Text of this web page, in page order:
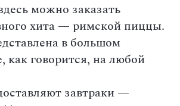
можно заказать
хита — римской пиццы.
в большом
как говорится, на любой
завтраки —